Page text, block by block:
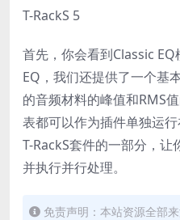
T-RackS 5
首先，你会看到Classic
EQ，我们还提供了一个基
的音频材料的峰值和RMS
表都可以作为插件单独运
T-RackS套件的一部分，
并执行并行处理。
免责声明：本站资源全部